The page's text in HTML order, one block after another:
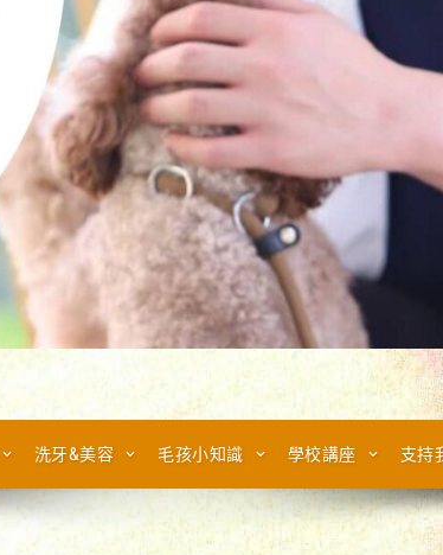
洗牙&美容 毛孩小知識 學校講座 支持